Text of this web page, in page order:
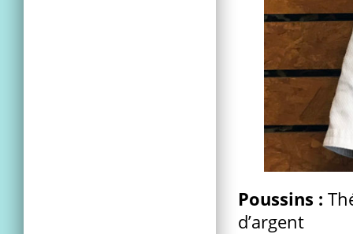
Poussins :
d’argent